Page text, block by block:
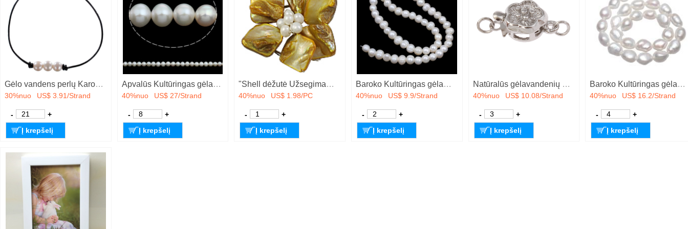
Gėlo vandens perlų Karoliai, su PU, Bulvė, natūralus, įvairaus ilgio pasirinkimo & taip pat gali būti prijungiamas wrap apyrankė & skirtingo dydžio pasirinkimo & moters, daugiau spalvų pasirinkimas, Pardavė Strand
30%nuo US$ 3.91/Strand
-
+
Į krepšelį
Apvalūs Kultūringas gėlavandenių perlų karoliukai, Gėlo vandens perlų, Turas, natūralus, baltas, 8-9mm, Skylė:Apytiksliai 0.8mm, Parduota už Apytiksliai 15.5 Inch Strand
40%nuo US$ 27/Strand
-
+
Į krepšelį
"Shell dėžutė Užsegimas, Apvalkalas, su Kultūringas Gėlavandeniai branduolį Perlas & Žalvarinis, Gėlė, 3 kryptis, 48x20mm, Skylė:Apytiksliai 1.5mm, Pardavė PC
40%nuo US$ 1.98/PC
-
+
Į krepšelį
Baroko Kultūringas gėlavandenių perlų karoliukai, Gėlo vandens perlų, Ovalus, natūralus, baltas, 8-9mm, Skylė:Apytiksliai 2mm, Parduota už Apytiksliai 15 Inch Strand
40%nuo US$ 9.9/Strand
-
+
Į krepšelį
Natūralūs gėlavandenių perlų karoliai, Gėlo vandens perlų, žalvarinis sąsaga, Bulvė, natūralus, įvairaus ilgio pasirinkimo & įvairių stilių pasirinkimas, baltas, 8-9mm, Pardavė Strand
40%nuo US$ 10.08/Strand
-
+
Į krepšelį
Baroko Kultūringas gėlavandenių perlų karoliukai, Gėlo vandens perlų, "Nuggets", natūralus, baltas, 11-12mm, Parduota už Apytiksliai 15.3 Inch Strand
40%nuo US$ 16.2/Strand
-
+
Į krepšelį